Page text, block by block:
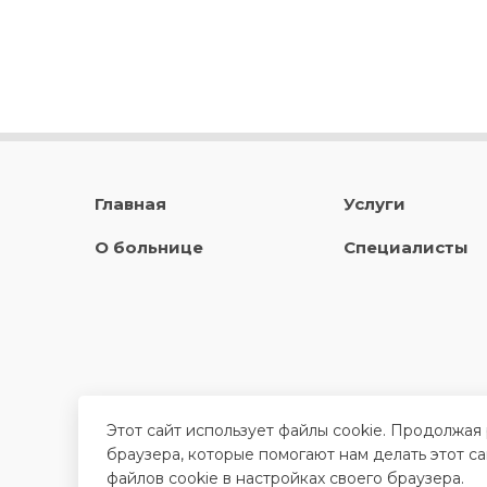
Главная
О больнице
Услуги
Специалисты
Этот сайт использует файлы cookie.
браузера, которые помогают нам делать этот
файлов cookie в настройках своего браузера.